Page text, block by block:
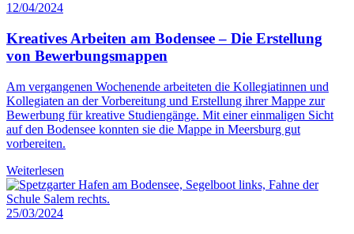
12/04/2024
Kreatives Arbeiten am Bodensee – Die Erstellung
von Bewerbungsmappen
Am vergangenen Wochenende arbeiteten die Kollegiatinnen und
Kollegiaten an der Vorbereitung und Erstellung ihrer Mappe zur
Bewerbung für kreative Studiengänge. Mit einer einmaligen Sicht
auf den Bodensee konnten sie die Mappe in Meersburg gut
vorbereiten.
Weiterlesen
25/03/2024